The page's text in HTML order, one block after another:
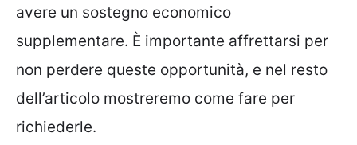
avere un sostegno economico
supplementare. È importante affrettarsi per
non perdere queste opportunità, e nel resto
dell’articolo mostreremo come fare per
richiederle.